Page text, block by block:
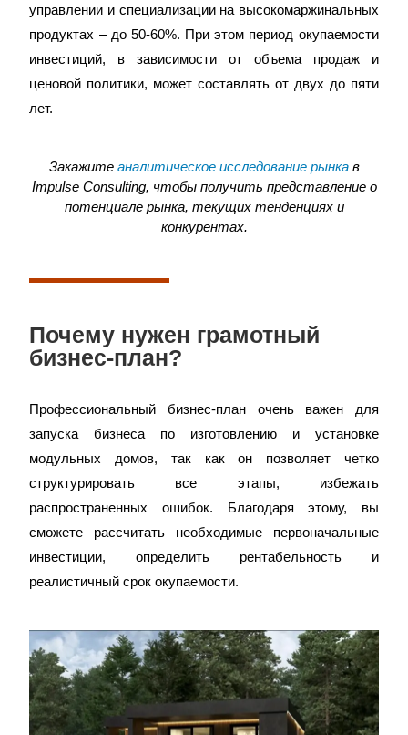
управлении и специализации на высокомаржинальных
продуктах – до 50-60%. При этом период окупаемости
инвестиций, в зависимости от объема продаж и
ценовой политики, может составлять от двух до пяти
лет.
Закажите аналитическое исследование рынка в
Impulse Consulting, чтобы получить представление о
потенциале рынка, текущих тенденциях и
конкурентах.
Почему нужен грамотный
бизнес-план?
Профессиональный бизнес-план очень важен для
запуска бизнеса по изготовлению и установке
модульных домов, так как он позволяет четко
структурировать все этапы, избежать
распространенных ошибок. Благодаря этому, вы
сможете рассчитать необходимые первоначальные
инвестиции, определить рентабельность и
реалистичный срок окупаемости.